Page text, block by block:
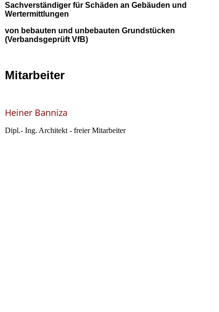
Sachverständiger für Schäden an Gebäuden und
Wertermittlungen
von bebauten und unbebauten Grundstücken
(Verbandsgeprüft VfB)
Mitarbeiter
Heiner Banniza
Dipl.- Ing. Architekt - freier Mitarbeiter